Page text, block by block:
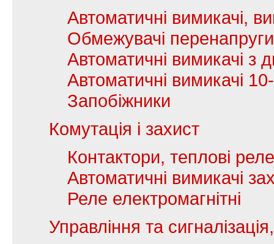
Автоматичні вимикачі,
Обмежувачі перенапруги
Автоматичні вимикачі з
Автоматичні вимикачі
Запобіжники
Комутація і захист
Контактори, теплові реле
Автоматичні вимикачі
Реле електромагнітні
Управління та